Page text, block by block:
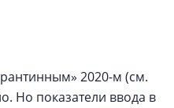
2020-м (см.
Но показатели ввода в